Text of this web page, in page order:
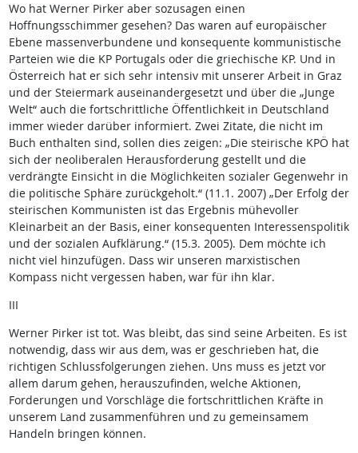
Wo hat Werner Pirker aber sozusagen einen
Hoffnungsschimmer gesehen? Das waren auf europäischer
Ebene massenverbundene und konsequente kommunistische
Parteien wie die KP Portugals oder die griechische KP. Und in
Österreich hat er sich sehr intensiv mit unserer Arbeit in Graz
und der Steiermark auseinandergesetzt und über die „Junge
Welt“ auch die fortschrittliche Öffentlichkeit in Deutschland
immer wieder darüber informiert. Zwei Zitate, die nicht im
Buch enthalten sind, sollen dies zeigen: „Die steirische KPÖ hat
sich der neoliberalen Herausforderung gestellt und die
verdrängte Einsicht in die Möglichkeiten sozialer Gegenwehr in
die politische Sphäre zurückgeholt.“ (11.1. 2007) „Der Erfolg der
steirischen Kommunisten ist das Ergebnis mühevoller
Kleinarbeit an der Basis, einer konsequenten Interessenspolitik
und der sozialen Aufklärung.“ (15.3. 2005). Dem möchte ich
nicht viel hinzufügen. Dass wir unseren marxistischen
Kompass nicht vergessen haben, war für ihn klar.
III
Werner Pirker ist tot. Was bleibt, das sind seine Arbeiten. Es ist
notwendig, dass wir aus dem, was er geschrieben hat, die
richtigen Schlussfolgerungen ziehen. Uns muss es jetzt vor
allem darum gehen, herauszufinden, welche Aktionen,
Forderungen und Vorschläge die fortschrittlichen Kräfte in
unserem Land zusammenführen und zu gemeinsamem
Handeln bringen können.